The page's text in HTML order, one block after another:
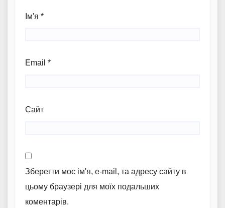
Ім'я *
Email *
Сайт
Зберегти моє ім'я, e-mail, та адресу сайту в
цьому браузері для моїх подальших
коментарів.